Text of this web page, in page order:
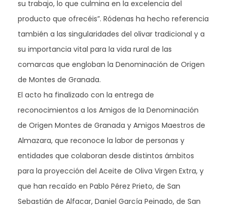
su trabajo, lo que culmina en la excelencia del
producto que ofrecéis”. Ródenas ha hecho referencia
también a las singularidades del olivar tradicional y a
su importancia vital para la vida rural de las
comarcas que engloban la Denominación de Origen
de Montes de Granada.
El acto ha finalizado con la entrega de
reconocimientos a los Amigos de la Denominación
de Origen Montes de Granada y Amigos Maestros de
Almazara, que reconoce la labor de personas y
entidades que colaboran desde distintos ámbitos
para la proyección del Aceite de Oliva Virgen Extra, y
que han recaído en Pablo Pérez Prieto, de San
Sebastián de Alfacar, Daniel García Peinado, de San